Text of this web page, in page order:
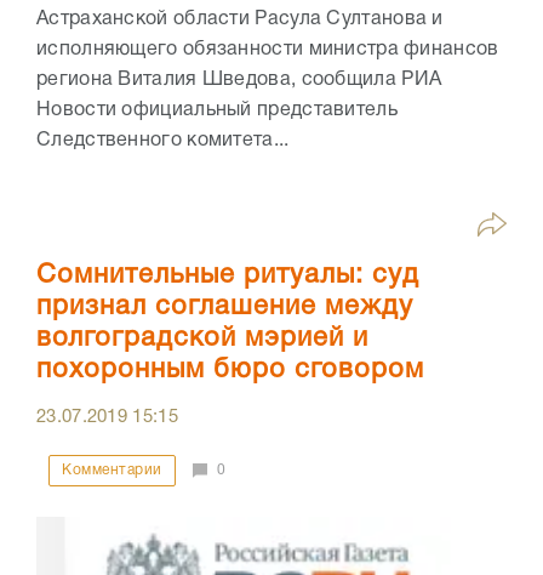
Астраханской области Расула Султанова и
исполняющего обязанности министра финансов
региона Виталия Шведова, сообщила РИА
Новости официальный представитель
Следственного комитета...
Сомнительные ритуалы: суд
признал соглашение между
волгоградской мэрией и
похоронным бюро сговором
23.07.2019 15:15
Комментарии 0